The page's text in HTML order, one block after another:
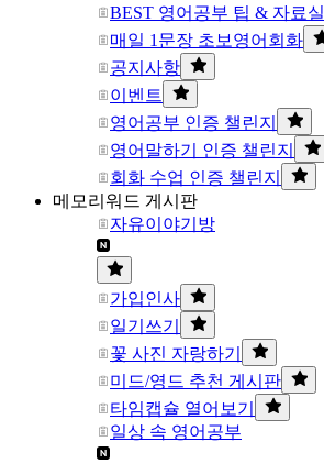
BEST 영어공부 팁 & 자료실
매일 1문장 초보영어회화
공지사항
이벤트
영어공부 인증 챌린지
영어말하기 인증 챌린지
회화 수업 인증 챌린지
메모리워드 게시판
자유이야기방
가입인사
일기쓰기
꽃 사진 자랑하기
미드/영드 추천 게시판
타임캡슐 열어보기
일상 속 영어공부